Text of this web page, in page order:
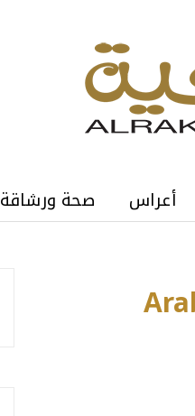
أعراس صحة ورشاقة